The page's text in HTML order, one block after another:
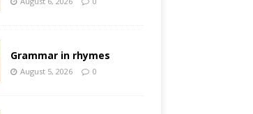
Grammar in rhymes
August 5, 2026 0